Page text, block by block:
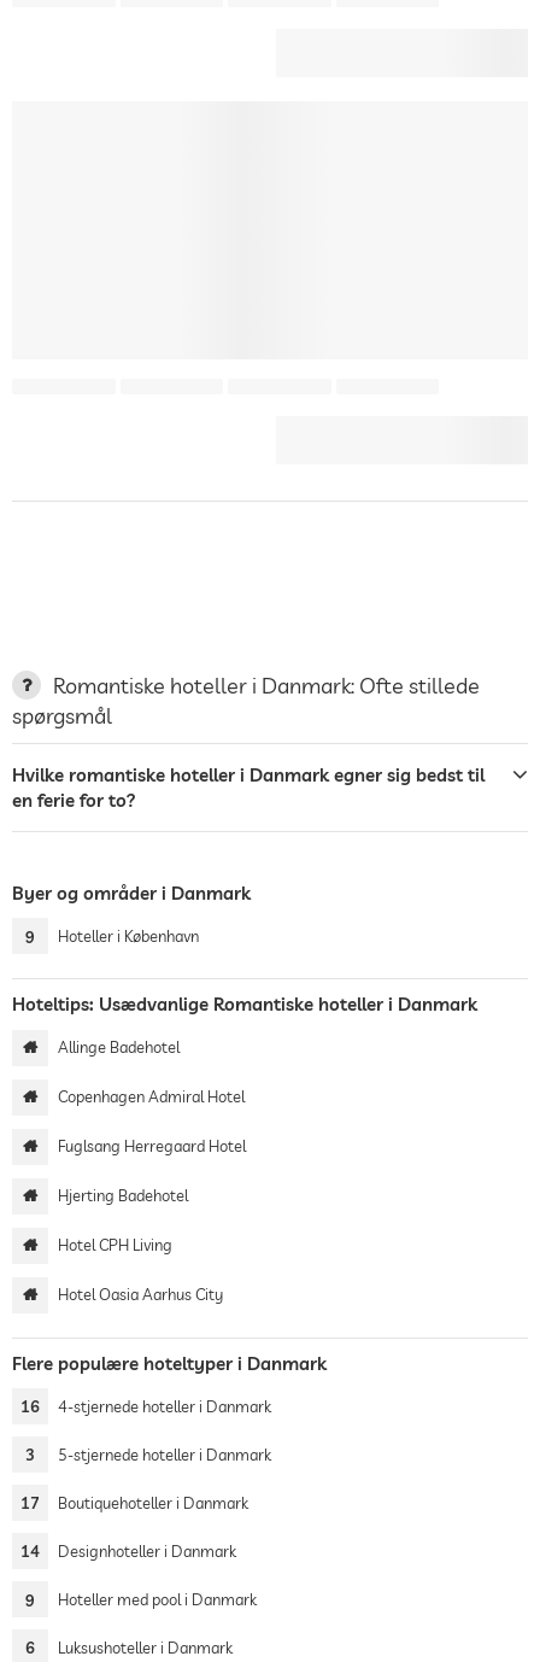
Romantiske hoteller i Danmark: Ofte stillede
spørgsmål
Hvilke romantiske hoteller i Danmark egner sig bedst til
en ferie for to?
Byer og områder i Danmark
9 Hoteller i København
Hoteltips: Usædvanlige Romantiske hoteller i Danmark
Allinge Badehotel
Copenhagen Admiral Hotel
Fuglsang Herregaard Hotel
Hjerting Badehotel
Hotel CPH Living
Hotel Oasia Aarhus City
Flere populære hoteltyper i Danmark
16 4-stjernede hoteller i Danmark
3 5-stjernede hoteller i Danmark
17 Boutiquehoteller i Danmark
14 Designhoteller i Danmark
9 Hoteller med pool i Danmark
6 Luksushoteller i Danmark